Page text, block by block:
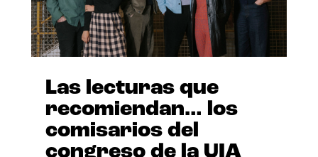
Las lecturas que
recomiendan… los
comisarios del
congreso de la UIA